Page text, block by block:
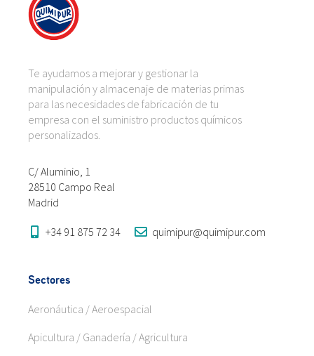
Te ayudamos a mejorar y gestionar la
manipulación y almacenaje de materias primas
para las necesidades de fabricación de tu
empresa con el suministro productos químicos
personalizados.
C/ Aluminio, 1
28510 Campo Real
Madrid
+34 91 875 72 34 quimipur@quimipur.com
Sectores
Aeronáutica / Aeroespacial
Apicultura / Ganadería / Agricultura